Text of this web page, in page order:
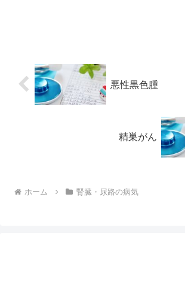
悪性黒色腫
精巣がん
ホーム 腎臓・尿路の病気